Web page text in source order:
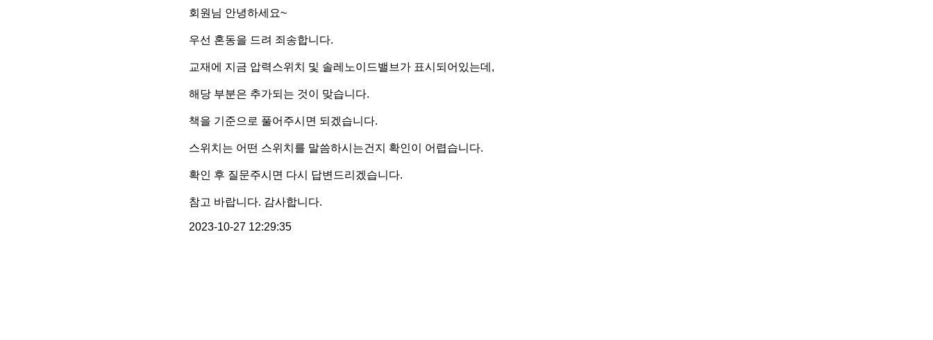
회원님 안녕하세요~
우선 혼동을 드려 죄송합니다.
교재에 지금 압력스위치 및 솔레노이드밸브가 표시되어있는데,
해당 부분은 추가되는 것이 맞습니다.
책을 기준으로 풀어주시면 되겠습니다.
스위치는 어떤 스위치를 말씀하시는건지 확인이 어렵습니다.
확인 후 질문주시면 다시 답변드리겠습니다.
참고 바랍니다. 감사합니다.
2023-10-27 12:29:35